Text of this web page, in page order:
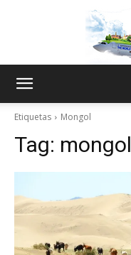
Etiquetas Mongol
Tag: mongol